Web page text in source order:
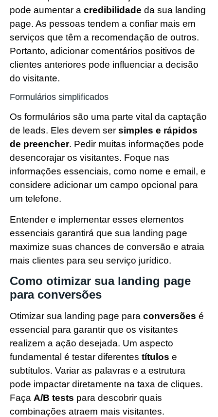
pode aumentar a credibilidade da sua landing
page. As pessoas tendem a confiar mais em
serviços que têm a recomendação de outros.
Portanto, adicionar comentários positivos de
clientes anteriores pode influenciar a decisão
do visitante.
Formulários simplificados
Os formulários são uma parte vital da captação
de leads. Eles devem ser simples e rápidos
de preencher. Pedir muitas informações pode
desencorajar os visitantes. Foque nas
informações essenciais, como nome e email, e
considere adicionar um campo opcional para
um telefone.
Entender e implementar esses elementos
essenciais garantirá que sua landing page
maximize suas chances de conversão e atraia
mais clientes para seu serviço jurídico.
Como otimizar sua landing page
para conversões
Otimizar sua landing page para conversões é
essencial para garantir que os visitantes
realizem a ação desejada. Um aspecto
fundamental é testar diferentes títulos e
subtítulos. Variar as palavras e a estrutura
pode impactar diretamente na taxa de cliques.
Faça A/B tests para descobrir quais
combinações atraem mais visitantes.